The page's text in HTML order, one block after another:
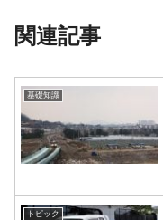
関連記事
基礎知識
トピック